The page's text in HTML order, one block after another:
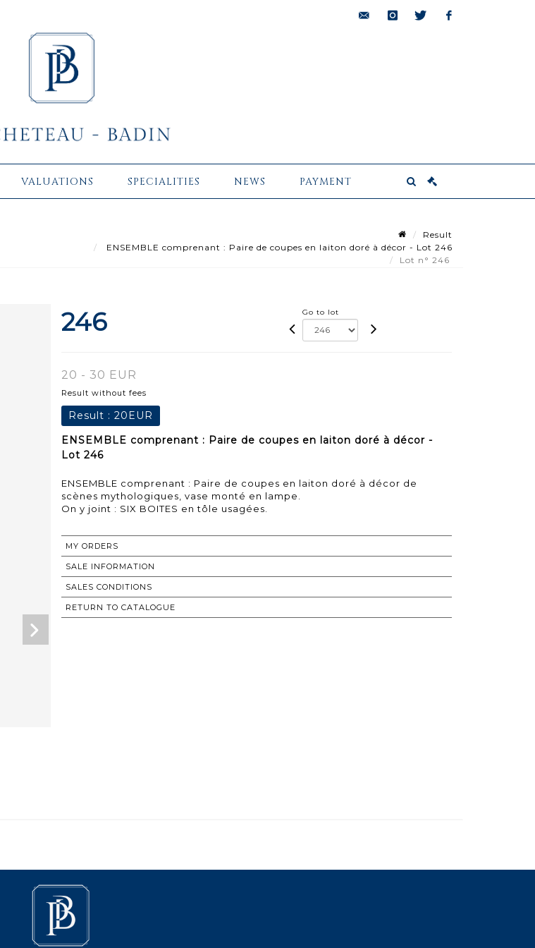
VALUATIONS SPECIALITIES NEWS PAYMENT
Result
ENSEMBLE comprenant : Paire de coupes en laiton doré à décor - Lot 246
Lot n° 246
246 Go to lot
20 - 30 EUR
Result without fees
Result : 20EUR
ENSEMBLE comprenant : Paire de coupes en laiton doré à décor -
Lot 246
ENSEMBLE comprenant : Paire de coupes en laiton doré à décor de
scènes mythologiques, vase monté en lampe.
On y joint : SIX BOITES en tôle usagées.
MY ORDERS
SALE INFORMATION
SALES CONDITIONS
RETURN TO CATALOGUE